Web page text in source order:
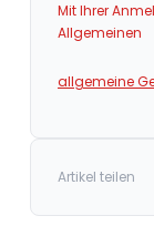
Mit Ihrer
Allgemeinen
allgemeine
Artikel teilen